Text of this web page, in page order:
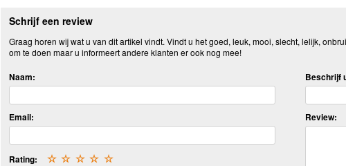
Schrijf een review
Graag horen wij wat u van dit artikel vindt. Vindt u het goed, leuk, mooi, slecht, lelijk,
om te doen maar u informeert andere klanten er ook nog mee!
Naam:
Email:
Rating: ☆
☆
☆
☆
☆
Beschrijf
Review: